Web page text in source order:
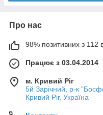
Про нас
98% позитивних з 112
Працює з 03.04.2014
м. Кривий Ріг
5й Зарічний, р-к
Кривий Ріг, Україна